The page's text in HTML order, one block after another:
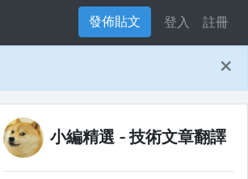
發佈貼文 登入 註冊
×
小編精選 - 技術文章翻譯